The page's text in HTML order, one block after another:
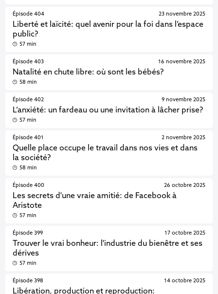
Épisode 404
Liberté et laïcité: quel avenir pour la foi dans l’espace
public?
23 novembre 2025
57 min
Épisode 403
Natalité en chute libre: où sont les bébés?
16 novembre 2025
58 min
Épisode 402
L’anxiété: un fardeau ou une invitation à lâcher prise?
9 novembre 2025
57 min
Épisode 401
Quelle place occupe le travail dans nos vies et dans
la société?
2 novembre 2025
58 min
Épisode 400
Les secrets d'une vraie amitié: de Facebook à
Aristote
26 octobre 2025
57 min
Épisode 399
Trouver le vrai bonheur: l'industrie du bienêtre et ses
dérives
17 octobre 2025
57 min
Épisode 398
Libération, production et reproduction:
14 octobre 2025